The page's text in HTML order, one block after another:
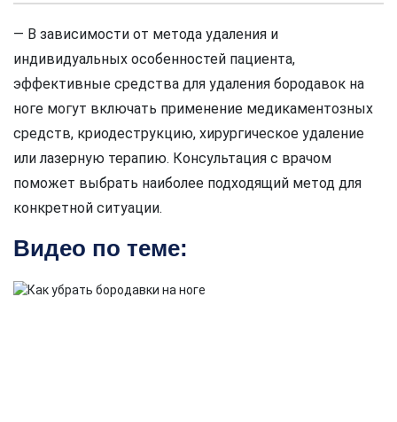
— В зависимости от метода удаления и
индивидуальных особенностей пациента,
эффективные средства для удаления бородавок на
ноге могут включать применение медикаментозных
средств, криодеструкцию, хирургическое удаление
или лазерную терапию. Консультация с врачом
поможет выбрать наиболее подходящий метод для
конкретной ситуации.
Видео по теме: